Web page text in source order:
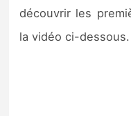
découvrir les
la vidéo ci-dessous.